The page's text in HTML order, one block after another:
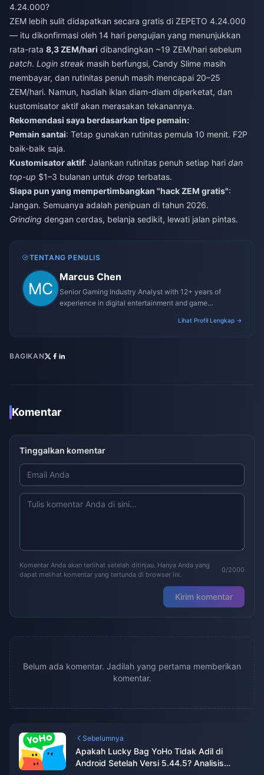
4.24.000?
ZEM lebih sulit didapatkan secara gratis di ZEPETO 4.24.000
— itu dikonfirmasi oleh 14 hari pengujian yang menunjukkan
rata-rata 8,3 ZEM/hari dibandingkan ~19 ZEM/hari sebelum
patch. Login streak masih berfungsi, Candy Slime masih
membayar, dan rutinitas penuh masih mencapai 20–25
ZEM/hari. Namun, hadiah iklan diam-diam diperketat, dan
kustomisator aktif akan merasakan tekanannya.
Rekomendasi saya berdasarkan tipe pemain:
Pemain santai: Tetap gunakan rutinitas pemula 10 menit. F2P
baik-baik saja.
Kustomisator aktif: Jalankan rutinitas penuh setiap hari dan
top-up $1–3 bulanan untuk drop terbatas.
Siapa pun yang mempertimbangkan "hack ZEM gratis":
Jangan. Semuanya adalah penipuan di tahun 2026.
Grinding dengan cerdas, belanja sedikit, lewati jalan pintas.
TENTANG PENULIS
Marcus Chen
Senior Gaming Industry Analyst with 12+ years of
experience in digital entertainment and game
Lihat Profil Lengkap →
BAGIKAN
Komentar
Tinggalkan komentar
Komentar Anda akan terlihat setelah ditinjau. Hanya Anda yang
dapat melihat komentar yang tertunda di browser ini.
0/2000
Kirim komentar
Belum ada komentar. Jadilah yang pertama memberikan
komentar.
Sebelumnya
Apakah Lucky Bag YoHo Tidak Adil di
Android Setelah Versi 5.44.5? Analisis